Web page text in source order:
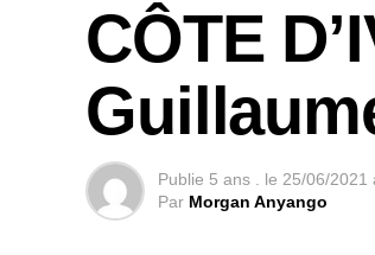
CÔTE
Publie 5 ans . le 25/06/2021
Par Morgan Anyango